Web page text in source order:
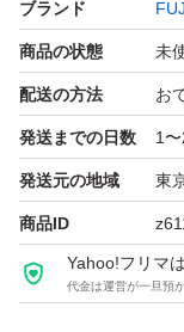
ブランド
商品の状態 未
配送の方法 お
発送までの日数 1
発送元の地域 東
商品ID
Yahoo!フリマ
代金は運営が一旦預